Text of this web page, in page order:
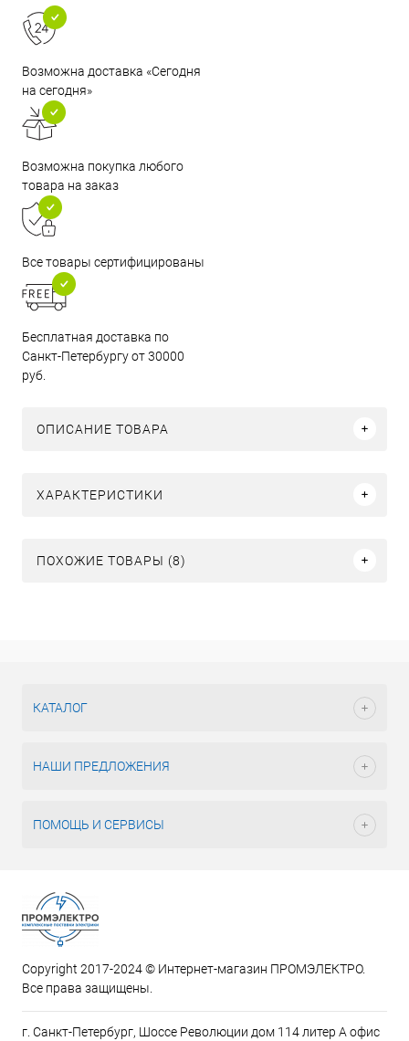
Возможна доставка «Сегодня
на сегодня»
Возможна покупка любого
товара на заказ
Все товары сертифицированы
Бесплатная доставка по
Санкт-Петербургу от 30000
руб.
ОПИСАНИЕ ТОВАРА
ХАРАКТЕРИСТИКИ
ПОХОЖИЕ ТОВАРЫ (8)
КАТАЛОГ
НАШИ ПРЕДЛОЖЕНИЯ
ПОМОЩЬ И СЕРВИСЫ
Copyright 2017-2024 © Интернет-магазин ПРОМЭЛЕКТРО.
Все права защищены.
г. Санкт-Петербург, Шоссе Революции дом 114 литер А офис